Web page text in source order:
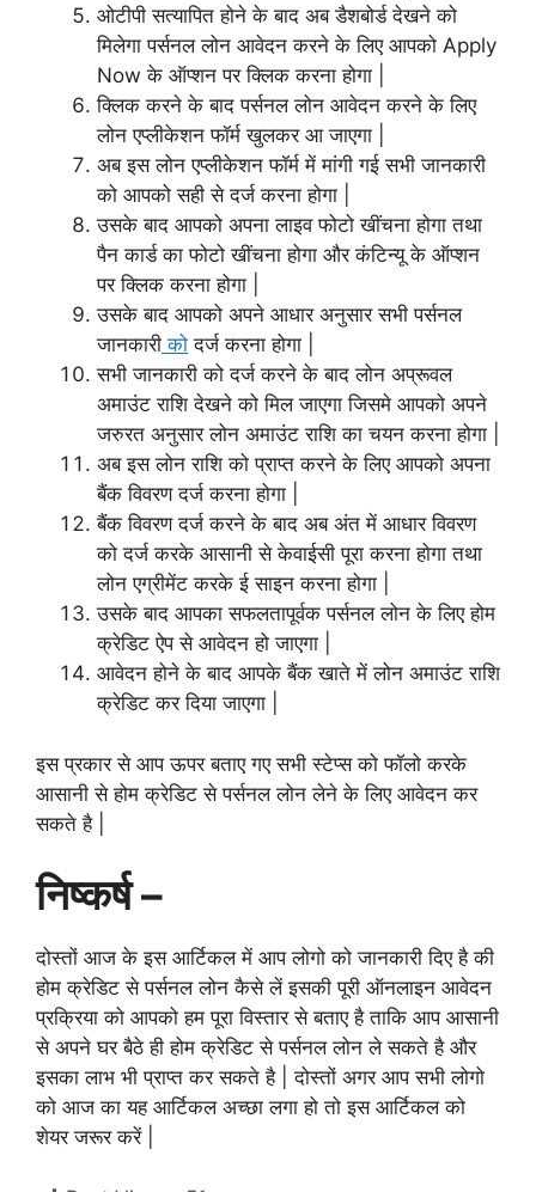
ओटीपी सत्यापित होने के बाद अब डैशबोर्ड देखने को
मिलेगा पर्सनल लोन आवेदन करने के लिए आपको Apply
Now के ऑप्शन पर क्लिक करना होगा |
क्लिक करने के बाद पर्सनल लोन आवेदन करने के लिए
लोन एप्लीकेशन फॉर्म खुलकर आ जाएगा |
अब इस लोन एप्लीकेशन फॉर्म में मांगी गई सभी जानकारी
को आपको सही से दर्ज करना होगा |
उसके बाद आपको अपना लाइव फोटो खींचना होगा तथा
पैन कार्ड का फोटो खींचना होगा और कंटिन्यू के ऑप्शन
पर क्लिक करना होगा |
उसके बाद आपको अपने आधार अनुसार सभी पर्सनल
जानकारी को दर्ज करना होगा |
सभी जानकारी को दर्ज करने के बाद लोन अप्रूवल
अमाउंट राशि देखने को मिल जाएगा जिसमे आपको अपने
जरुरत अनुसार लोन अमाउंट राशि का चयन करना होगा |
अब इस लोन राशि को प्राप्त करने के लिए आपको अपना
बैंक विवरण दर्ज करना होगा |
बैंक विवरण दर्ज करने के बाद अब अंत में आधार विवरण
को दर्ज करके आसानी से केवाईसी पूरा करना होगा तथा
लोन एग्रीमेंट करके ई साइन करना होगा |
उसके बाद आपका सफलतापूर्वक पर्सनल लोन के लिए होम
क्रेडिट ऐप से आवेदन हो जाएगा |
आवेदन होने के बाद आपके बैंक खाते में लोन अमाउंट राशि
क्रेडिट कर दिया जाएगा |
इस प्रकार से आप ऊपर बताए गए सभी स्टेप्स को फॉलो करके
आसानी से होम क्रेडिट से पर्सनल लोन लेने के लिए आवेदन कर
सकते है |
निष्कर्ष –
दोस्तों आज के इस आर्टिकल में आप लोगो को जानकारी दिए है की
होम क्रेडिट से पर्सनल लोन कैसे लें इसकी पूरी ऑनलाइन आवेदन
प्रक्रिया को आपको हम पूरा विस्तार से बताए है ताकि आप आसानी
से अपने घर बैठे ही होम क्रेडिट से पर्सनल लोन ले सकते है और
इसका लाभ भी प्राप्त कर सकते है | दोस्तों अगर आप सभी लोगो
को आज का यह आर्टिकल अच्छा लगा हो तो इस आर्टिकल को
शेयर जरूर करें |